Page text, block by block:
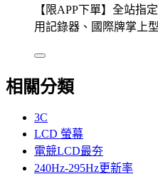
【限APP下單】全站指
用記錄器、國際牌掌上
相關分類
3C
LCD 螢幕
電競LCD最夯
240Hz-295Hz更新率